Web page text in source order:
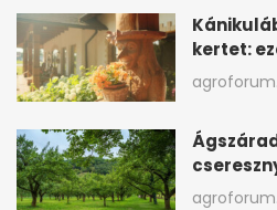
kertet:
e a
kajszin: